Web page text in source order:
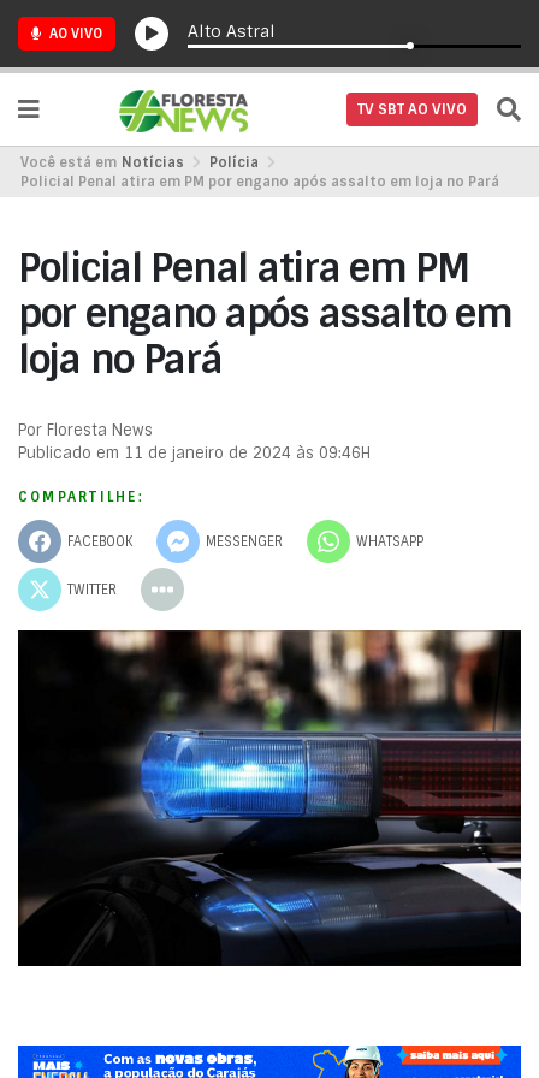
AO VIVO Alto Astral
TV SBT AO VIVO
Você está em Notícias
Polícia
Policial Penal atira em PM por engano após assalto em loja no Pará
Policial Penal atira em PM
por engano após assalto em
loja no Pará
Por Floresta News
Publicado em 11 de janeiro de 2024 às 09:46H
COMPARTILHE:
FACEBOOK MESSENGER WHATSAPP
TWITTER